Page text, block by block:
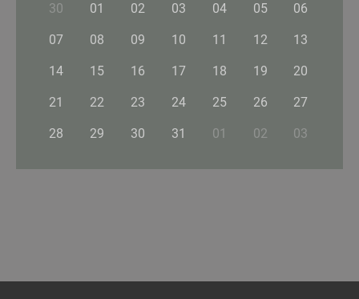
30 01 02 03 04 05 06
07 08 09 10 11 12 13
14 15 16 17 18 19 20
21 22 23 24 25 26 27
28 29 30 31 01 02 03